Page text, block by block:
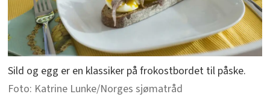
Sild og egg er en klassiker på frokostbordet til påske.
Katrine Lunke/Norges sjømatråd